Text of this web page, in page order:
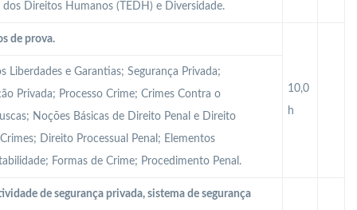
Direitos Humanos (TEDH) e Diversidade.
de prova.
10,0
h
Liberdades e Garantias; Segurança Privada;
Privada; Processo Crime; Crimes Contra o
Noções Básicas de Direito Penal e Direito
Direito Processual Penal; Elementos
Formas de Crime; Procedimento Penal.
de segurança privada, sistema de segurança